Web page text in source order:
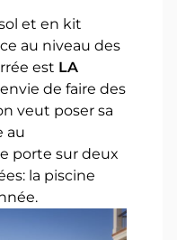
et en kit
au niveau des
est LA
de faire des
veut poser sa
au
porte sur deux
la piscine